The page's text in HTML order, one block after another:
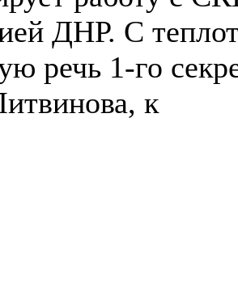
ДНР. С
речь 1-го
к